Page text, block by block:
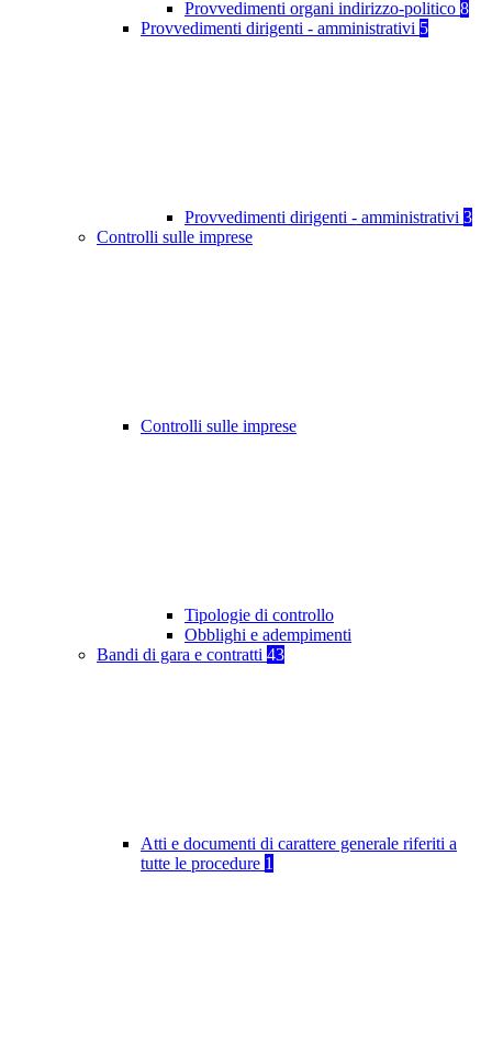
Provvedimenti organi indirizzo-politico 8
Provvedimenti dirigenti - amministrativi 5
Provvedimenti dirigenti - amministrativi 3
Controlli sulle imprese
Controlli sulle imprese
Tipologie di controllo
Obblighi e adempimenti
Bandi di gara e contratti 43
Atti e documenti di carattere generale riferiti a
tutte le procedure 1